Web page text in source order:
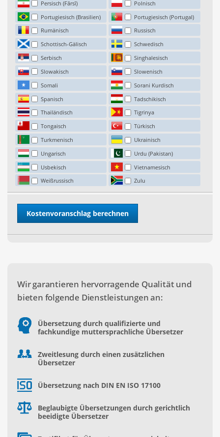
Persisch (Fārsī)
Polnisch
Portugiesisch (Brasilien)
Portugiesisch (Portugal)
Rumänisch
Russisch
Schottisch-Gälisch
Schwedisch
Serbisch
Singhalesisch
Slowakisch
Slowenisch
Somali
Sorani Kurdisch
Spanisch
Tadschikisch
Thailändisch
Tigrinya
Tongaisch
Türkisch
Turkmenisch
Ukrainisch
Ungarisch
Urdu (Pakistan)
Usbekisch
Vietnamesisch
Weißrussisch
Zulu
Wir garantieren hervorragende Qualität und
bieten folgende Dienstleistungen an:
Übersetzung durch qualifizierte und
fachkundige muttersprachliche Übersetzer
Zweitlesung durch einen zusätzlichen
Übersetzer
Übersetzung nach DIN EN ISO 17100
Beglaubigte Übersetzungen durch gerichtlich
beeidigte Übersetzer